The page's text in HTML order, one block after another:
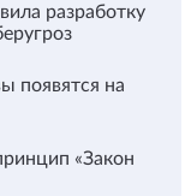
разработку
появятся на
«Закон